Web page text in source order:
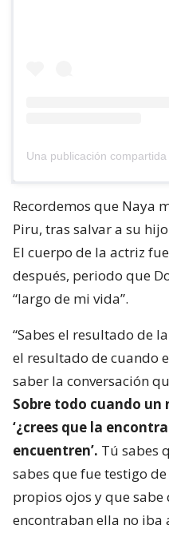
Recordemos que Naya
Piru, tras salvar a su
El cuerpo de la actriz
después, periodo que
“largo de mi vida”.
“Sabes el resultado de
el resultado de cuando
saber la conversación
Sobre todo cuando
‘¿crees que la
encuentren’. Tú sabes
sabes que fue testigo
propios ojos y que sabe
encontraban ella no iba